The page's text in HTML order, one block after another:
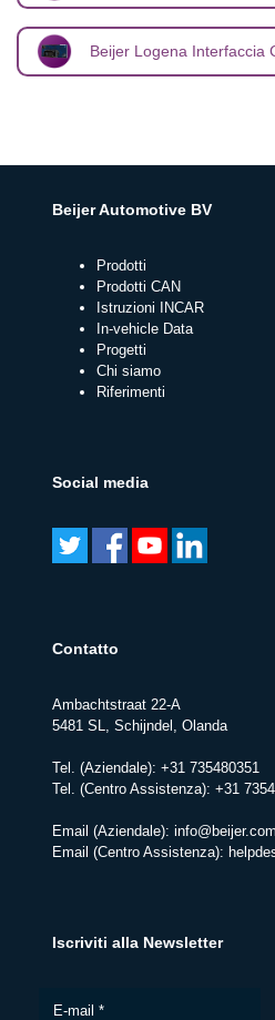
Beijer Logena Interfaccia
Beijer Automotive BV
Prodotti
Prodotti CAN
Istruzioni INCAR
In-vehicle Data
Progetti
Chi siamo
Riferimenti
Social media
Contatto
Ambachtstraat 22-A
5481 SL, Schijndel, Olanda
Tel. (Aziendale): +31 735480351
Tel. (Centro Assistenza): +31
Email (Aziendale): info@beijer.com
Email (Centro Assistenza):
Iscriviti alla Newsletter